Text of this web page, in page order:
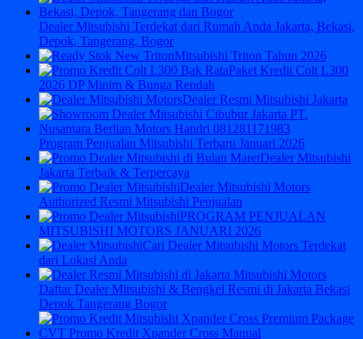
Dealer Mitsubishi Terdekat dari Rumah Anda Jakarta, Bekasi,
Depok, Tangerang, Bogor
Mitsubishi Triton Tahun 2026
Paket Kredit Colt L300
2026 DP Minim & Bunga Rendah
Dealer Resmi Mitsubishi Jakarta
Program Penjualan Mitsubishi Terbaru Januari 2026
Dealer Mitsubishi
Jakarta Terbaik & Terpercaya
Dealer Mitsubishi Motors
Authorized Resmi Mitsubishi Penjualan
PROGRAM PENJUALAN
MITSUBISHI MOTORS JANUARI 2026
Cari Dealer Mitsubishi Motors Terdekat
dari Lokasi Anda
Daftar Dealer Mitsubishi & Bengkel Resmi di Jakarta Bekasi
Depok Tangerang Bogor